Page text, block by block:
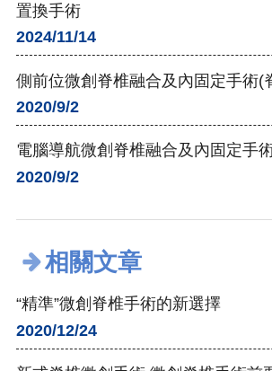
置換手術
2024/11/14
側前位微創脊椎融合及內固定手術(
2020/9/2
電腦導航微創脊椎融合及內固定手
2020/9/2
相關文章
“精準”微創脊椎手術的新選擇
2020/12/24